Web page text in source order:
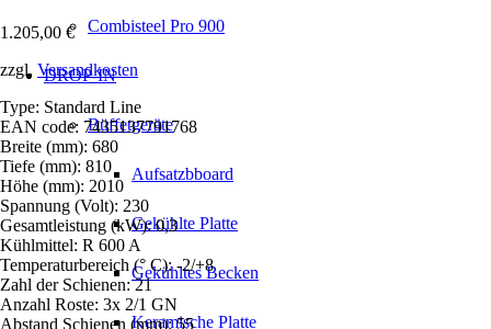
Combisteel Pro 900
DROP-IN
Büffetgeräte
Aufsatzbboard
Gekühlte Platte
Gekühltes Becken
Keramische Platte
1.205,00 €
zzgl. Versandkosten
Type: Standard Line
EAN code: 7435137791768
Breite (mm): 680
Tiefe (mm): 810
Höhe (mm): 2010
Spannung (Volt): 230
Gesamtleistung (kW): 0,3
Kühlmittel: R 600 A
Temperaturbereich (° C): -2/+8
Zahl der Schienen: 21
Anzahl Roste: 3x 2/1 GN
Abstand Schienen (mm): 55